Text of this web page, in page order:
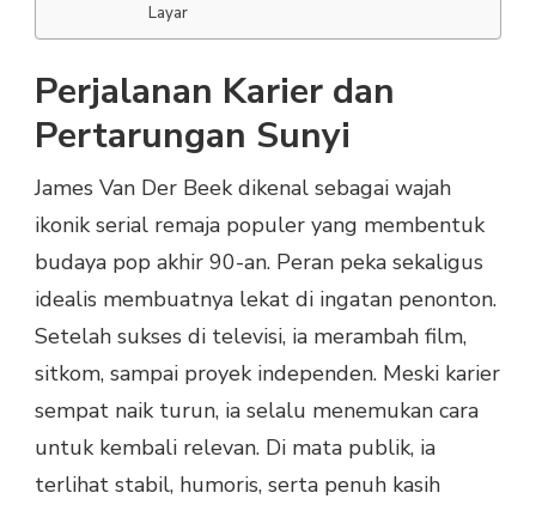
Layar
Perjalanan Karier dan
Pertarungan Sunyi
James Van Der Beek dikenal sebagai wajah
ikonik serial remaja populer yang membentuk
budaya pop akhir 90-an. Peran peka sekaligus
idealis membuatnya lekat di ingatan penonton.
Setelah sukses di televisi, ia merambah film,
sitkom, sampai proyek independen. Meski karier
sempat naik turun, ia selalu menemukan cara
untuk kembali relevan. Di mata publik, ia
terlihat stabil, humoris, serta penuh kasih